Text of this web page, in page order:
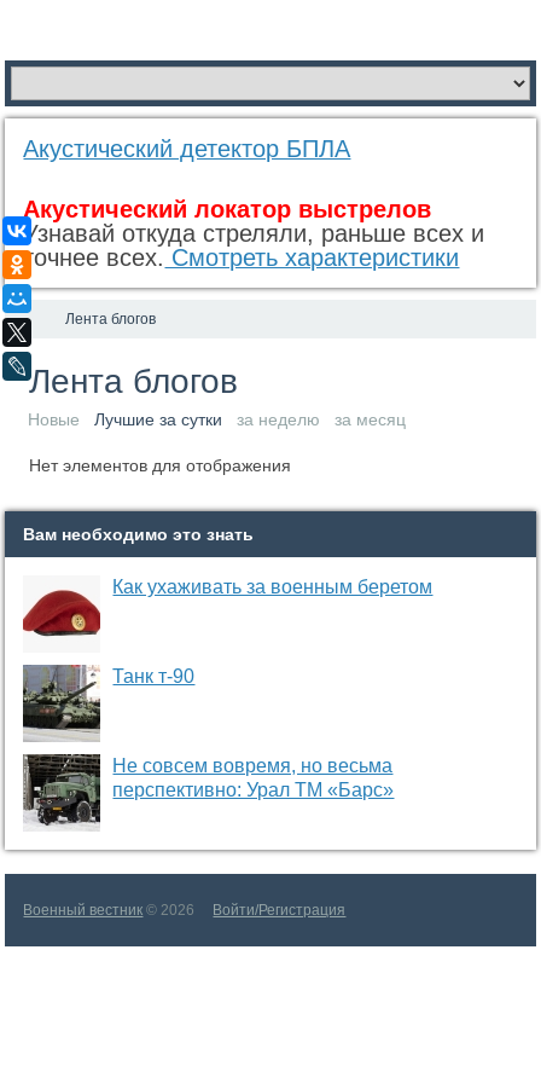
ВКонтакте
Одноклассники
LiveJournal
Акустический детектор БПЛА
Акустический локатор выстрелов
Узнавай откуда стреляли, раньше всех и
точнее всех. Смотреть характеристики
Лента блогов
Лента блогов
Новые Лучшие за сутки за неделю за месяц
Нет элементов для отображения
Вам необходимо это знать
Как ухаживать за военным беретом
Танк т-90
Не совсем вовремя, но весьма
перспективно: Урал ТМ «Барс»
Военный вестник © 2026 Войти/Регистрация